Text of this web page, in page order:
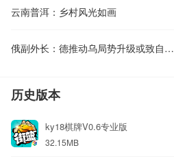
云南普洱：乡村风光如画
俄副外长：德推动乌局势升级或致自身陷入灾难
历史版本
ky18棋牌V0.6专业版
32.15MB